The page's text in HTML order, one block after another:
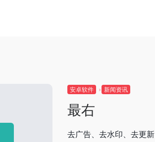
安卓软件 新闻资讯
最右
去广告、去水印、去更新